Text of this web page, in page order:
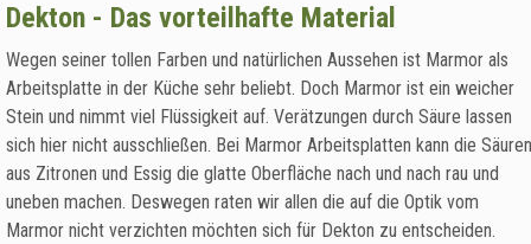
Dekton - Das vorteilhafte Material
Wegen seiner tollen Farben und natürlichen Aussehen ist Marmor als
Arbeitsplatte in der Küche sehr beliebt. Doch Marmor ist ein weicher
Stein und nimmt viel Flüssigkeit auf. Verätzungen durch Säure lassen
sich hier nicht ausschließen. Bei Marmor Arbeitsplatten kann die Säuren
aus Zitronen und Essig die glatte Oberfläche nach und nach rau und
uneben machen. Deswegen raten wir allen die auf die Optik vom
Marmor nicht verzichten möchten sich für Dekton zu entscheiden.